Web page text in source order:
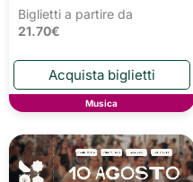
Biglietti a partire da
21.70€
Musica